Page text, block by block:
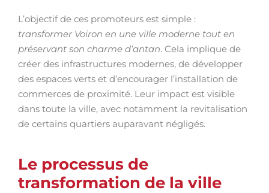
L’objectif de ces promoteurs est simple :
transformer Voiron en une ville moderne tout en
préservant son charme d’antan. Cela implique de
créer des infrastructures modernes, de développer
des espaces verts et d’encourager l’installation de
commerces de proximité. Leur impact est visible
dans toute la ville, avec notamment la revitalisation
de certains quartiers auparavant négligés.
Le processus de
transformation de la ville